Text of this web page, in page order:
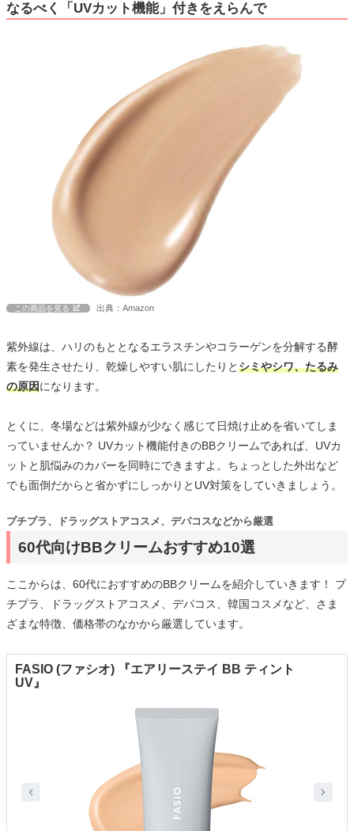
なるべく「UVカット機能」付きをえらんで
この商品を見る 出典：Amazon
紫外線は、ハリのもととなるエラスチンやコラーゲンを分解する酵
素を発生させたり、乾燥しやすい肌にしたりとシミやシワ、たるみ
の原因になります。
とくに、冬場などは紫外線が少なく感じて日焼け止めを省いてしま
っていませんか？ UVカット機能付きのBBクリームであれば、UVカ
ットと肌悩みのカバーを同時にできますよ。ちょっとした外出など
でも面倒だからと省かずにしっかりとUV対策をしていきましょう。
60代向けBBクリームおすすめ10選
プチプラ、ドラッグストアコスメ、デパコスなどから厳選
ここからは、60代におすすめのBBクリームを紹介していきます！ プ
チプラ、ドラッグストアコスメ、デパコス、韓国コスメなど、さま
ざまな特徴、価格帯のなかから厳選しています。
FASIO (ファシオ) 『エアリーステイ BB ティント
UV』